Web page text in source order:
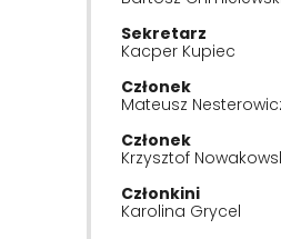
Sekretarz
Kacper Kupiec
Członek
Mateusz
Członek
Krzysztof
Członkini
Karolina Grycel